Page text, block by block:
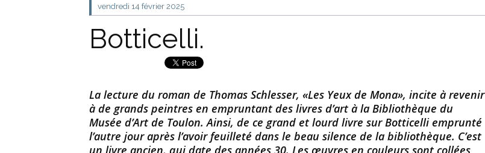
vendredi 14 février 2025
Botticelli.
La lecture du roman de Thomas Schlesser, «Les Yeux de Mona», incite à revenir
à de grands peintres en empruntant des livres d’art à la Bibliothèque du
Musée d’Art de Toulon. Ainsi, de ce grand et lourd livre sur Botticelli emprunté
l’autre jour après l’avoir feuilleté dans le beau silence de la bibliothèque. C’est
un livre ancien, qui date des années 30. Les œuvres en couleurs sont collées